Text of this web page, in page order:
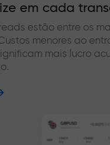
em cada
estão entre os
menores ao
mais lucro